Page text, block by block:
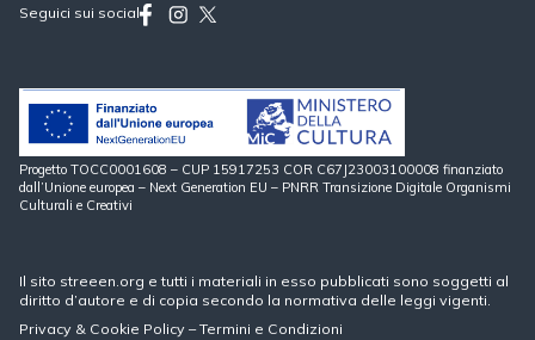
Seguici sui social
Progetto TOCC0001608 – CUP 15917253 COR C67J23003100008 finanziato
dall’Unione europea – Next Generation EU – PNRR Transizione Digitale Organismi
Culturali e Creativi
Il sito streeen.org e tutti i materiali in esso pubblicati sono soggetti al
diritto d’autore e di copia secondo la normativa delle leggi vigenti.
Privacy & Cookie Policy –Termini e Condizioni